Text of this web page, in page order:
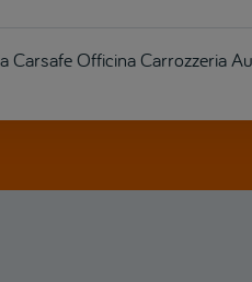
Carsafe Officina Carrozzeria